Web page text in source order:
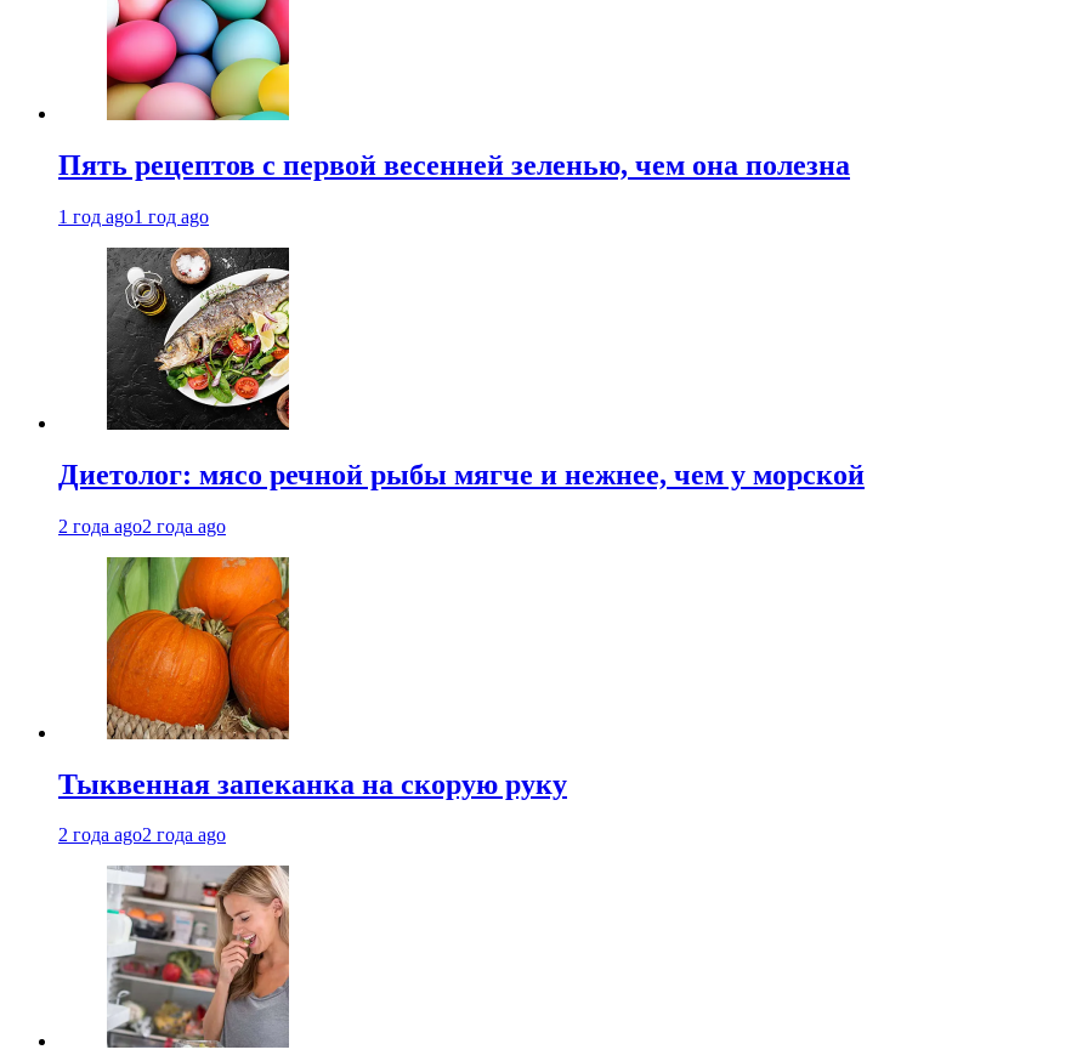
Пять рецептов с первой весенней зеленью, чем она полезна
1 год ago1 год ago
Диетолог: мясо речной рыбы мягче и нежнее, чем у морской
2 года ago2 года ago
Тыквенная запеканка на скорую руку
2 года ago2 года ago